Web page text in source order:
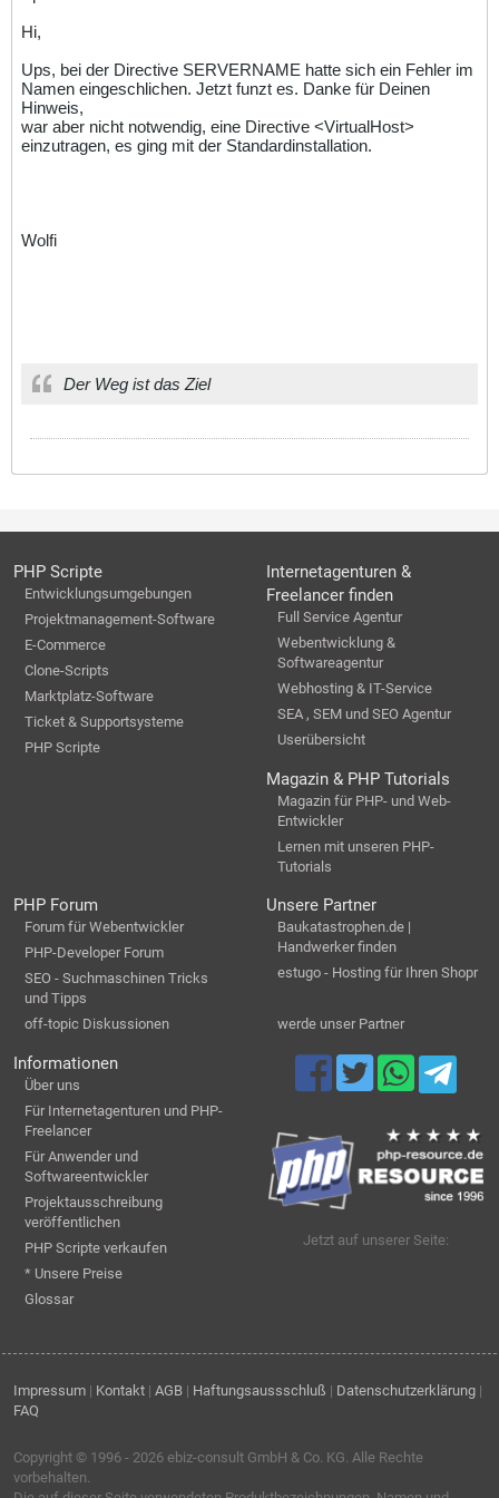
Hi,
Ups, bei der Directive SERVERNAME hatte sich ein Fehler im
Namen eingeschlichen. Jetzt funzt es. Danke für Deinen
Hinweis,
war aber nicht notwendig, eine Directive <VirtualHost>
einzutragen, es ging mit der Standardinstallation.
Wolfi
Der Weg ist das Ziel
PHP Scripte
Entwicklungsumgebungen
Projektmanagement-Software
E-Commerce
Clone-Scripts
Marktplatz-Software
Ticket & Supportsysteme
PHP Scripte
Internetagenturen &
Freelancer finden
Full Service Agentur
Webentwicklung &
Softwareagentur
Webhosting & IT-Service
SEA , SEM und SEO Agentur
Userübersicht
Magazin & PHP Tutorials
Magazin für PHP- und Web-
Entwickler
Lernen mit unseren PHP-
Tutorials
PHP Forum
Forum für Webentwickler
PHP-Developer Forum
SEO - Suchmaschinen Tricks
und Tipps
off-topic Diskussionen
Unsere Partner
Baukatastrophen.de |
Handwerker finden
estugo - Hosting für Ihren Shopr
werde unser Partner
Informationen
Über uns
Für Internetagenturen und PHP-
Freelancer
Für Anwender und
Softwareentwickler
Projektausschreibung
veröffentlichen
PHP Scripte verkaufen
* Unsere Preise
Glossar
Jetzt auf unserer Seite:
Impressum | Kontakt | AGB | Haftungsaussschluß | Datenschutzerklärung |
FAQ
Copyright © 1996 - 2026 ebiz-consult GmbH & Co. KG. Alle Rechte
vorbehalten.